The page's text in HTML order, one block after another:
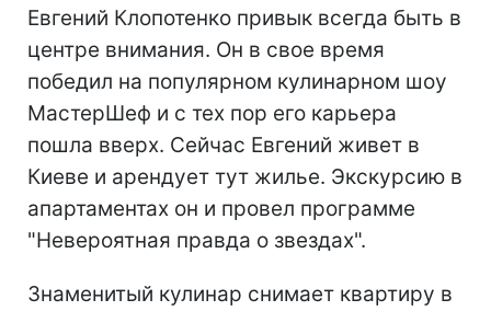
Евгений Клопотенко привык всегда быть в
центре внимания. Он в свое время
победил на популярном кулинарном шоу
МастерШеф и с тех пор его карьера
пошла вверх. Сейчас Евгений живет в
Киеве и арендует тут жилье. Экскурсию в
апартаментах он и провел программе
"Невероятная правда о звездах".
Знаменитый кулинар снимает квартиру в